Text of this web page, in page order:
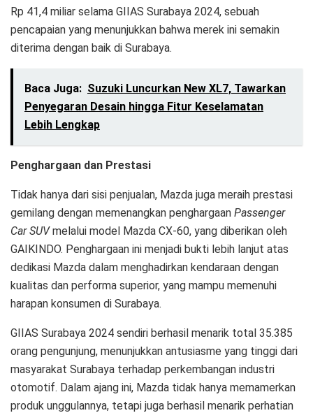
Rp 41,4 miliar selama GIIAS Surabaya 2024, sebuah
pencapaian yang menunjukkan bahwa merek ini semakin
diterima dengan baik di Surabaya.
Baca Juga: Suzuki Luncurkan New XL7, Tawarkan
Penyegaran Desain hingga Fitur Keselamatan
Lebih Lengkap
Penghargaan dan Prestasi
Tidak hanya dari sisi penjualan, Mazda juga meraih prestasi
gemilang dengan memenangkan penghargaan Passenger
Car SUVmelalui model Mazda CX-60, yang diberikan oleh
GAIKINDO. Penghargaan ini menjadi bukti lebih lanjut atas
dedikasi Mazda dalam menghadirkan kendaraan dengan
kualitas dan performa superior, yang mampu memenuhi
harapan konsumen di Surabaya.
GIIAS Surabaya 2024 sendiri berhasil menarik total 35.385
orang pengunjung, menunjukkan antusiasme yang tinggi dari
masyarakat Surabaya terhadap perkembangan industri
otomotif. Dalam ajang ini, Mazda tidak hanya memamerkan
produk unggulannya, tetapi juga berhasil menarik perhatian